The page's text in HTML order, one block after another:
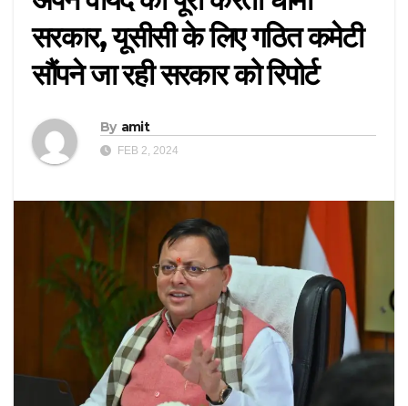
सरकार, यूसीसी के लिए गठित कमेटी
सौंपने जा रही सरकार को रिपोर्ट
By amit
FEB 2, 2024